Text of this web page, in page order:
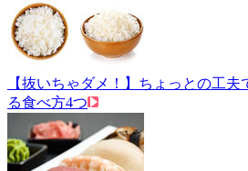
【抜いちゃダメ！】ちょっとの工
る食べ方4つ